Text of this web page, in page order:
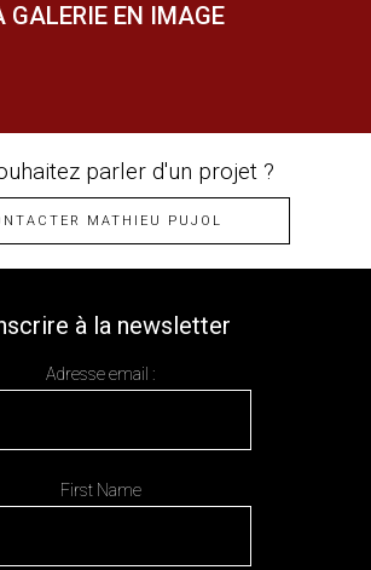
GALERIE EN IMAGE
parler d'un projet ?
MATHIEU PUJOL
à la newsletter
Adresse email :
First Name